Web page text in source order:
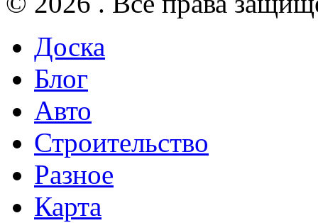
Доска
Блог
Авто
Строительство
Разное
Карта